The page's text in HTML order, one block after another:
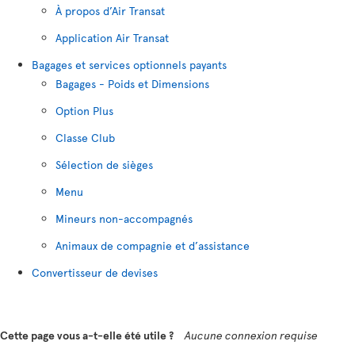
À propos d’Air Transat
Application Air Transat
Bagages et services optionnels payants
Bagages - Poids et Dimensions
Option Plus
Classe Club
Sélection de sièges
Menu
Mineurs non-accompagnés
Animaux de compagnie et d’assistance
Convertisseur de devises
Cette page vous a-t-elle été utile ?
Aucune connexion requise